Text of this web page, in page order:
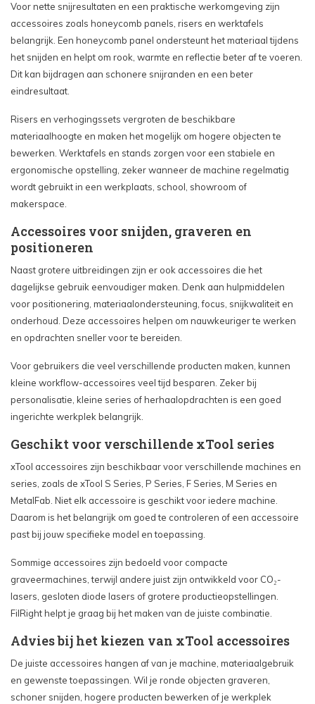
Voor nette snijresultaten en een praktische werkomgeving zijn
accessoires zoals honeycomb panels, risers en werktafels
belangrijk. Een honeycomb panel ondersteunt het materiaal tijdens
het snijden en helpt om rook, warmte en reflectie beter af te voeren.
Dit kan bijdragen aan schonere snijranden en een beter
eindresultaat.
Risers en verhogingssets vergroten de beschikbare
materiaalhoogte en maken het mogelijk om hogere objecten te
bewerken. Werktafels en stands zorgen voor een stabiele en
ergonomische opstelling, zeker wanneer de machine regelmatig
wordt gebruikt in een werkplaats, school, showroom of
makerspace.
Accessoires voor snijden, graveren en
positioneren
Naast grotere uitbreidingen zijn er ook accessoires die het
dagelijkse gebruik eenvoudiger maken. Denk aan hulpmiddelen
voor positionering, materiaalondersteuning, focus, snijkwaliteit en
onderhoud. Deze accessoires helpen om nauwkeuriger te werken
en opdrachten sneller voor te bereiden.
Voor gebruikers die veel verschillende producten maken, kunnen
kleine workflow-accessoires veel tijd besparen. Zeker bij
personalisatie, kleine series of herhaalopdrachten is een goed
ingerichte werkplek belangrijk.
Geschikt voor verschillende xTool series
xTool accessoires zijn beschikbaar voor verschillende machines en
series, zoals de xTool S Series, P Series, F Series, M Series en
MetalFab. Niet elk accessoire is geschikt voor iedere machine.
Daarom is het belangrijk om goed te controleren of een accessoire
past bij jouw specifieke model en toepassing.
Sommige accessoires zijn bedoeld voor compacte
graveermachines, terwijl andere juist zijn ontwikkeld voor CO₂-
lasers, gesloten diode lasers of grotere productieopstellingen.
FilRight helpt je graag bij het maken van de juiste combinatie.
Advies bij het kiezen van xTool accessoires
De juiste accessoires hangen af van je machine, materiaalgebruik
en gewenste toepassingen. Wil je ronde objecten graveren,
schoner snijden, hogere producten bewerken of je werkplek